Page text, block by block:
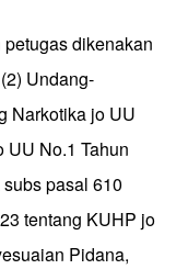
dikenakan
Undang-
Narkotika jo UU
UU No.1 Tahun
pasal 610
tentang KUHP jo
Pidana,